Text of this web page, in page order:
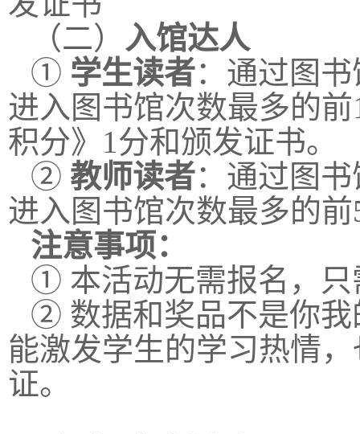
（二） 入馆达人
① 学生读者：通过图
进入图书馆次数最多的
积分》1分和颁发证书。
② 教师读者：通过图
进入图书馆次数最多的
注意事项：
① 本活动无需报名，只
② 数据和奖品不是你我
能激发学生的学习热情
证。